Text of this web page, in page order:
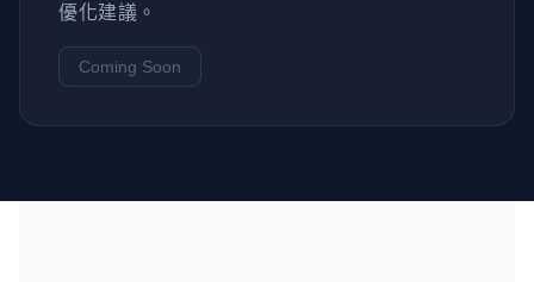
優化建議。
Coming Soon